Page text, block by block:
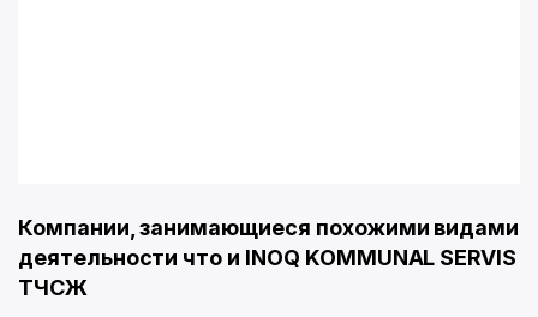
Компании, занимающиеся похожими видами
деятельности что и INOQ KOMMUNAL SERVIS
ТЧСЖ